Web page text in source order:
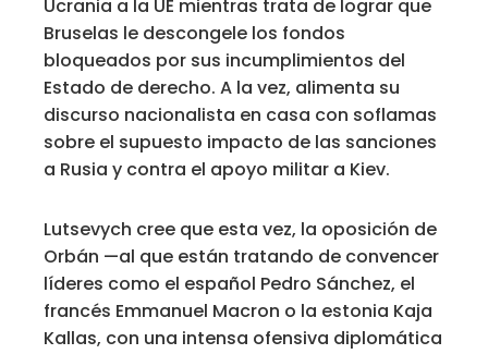
Ucrania a la UE mientras trata de lograr que
Bruselas le descongele los fondos
bloqueados por sus incumplimientos del
Estado de derecho. A la vez, alimenta su
discurso nacionalista en casa con soflamas
sobre el supuesto impacto de las sanciones
a Rusia y contra el apoyo militar a Kiev.
Lutsevych cree que esta vez, la oposición de
Orbán —al que están tratando de convencer
líderes como el español Pedro Sánchez, el
francés Emmanuel Macron o la estonia Kaja
Kallas, con una intensa ofensiva diplomática